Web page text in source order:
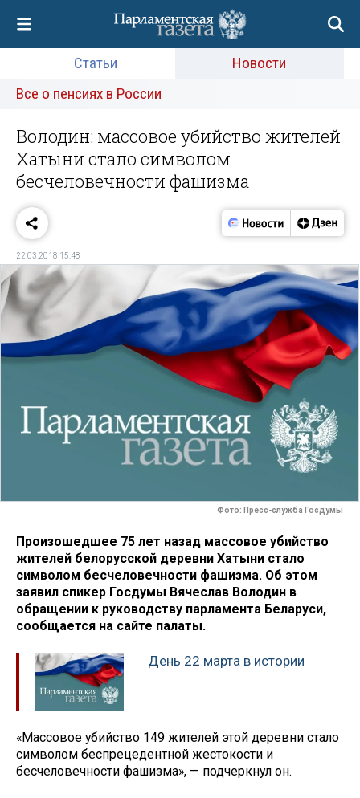
Статьи
Новости
Все о пенсиях в России
Володин: массовое убийство жителей
Хатыни стало символом
бесчеловечности фашизма
22.03.2018 15:48
Фото: Пресс-служба Госдумы
Произошедшее 75 лет назад массовое убийство
жителей белорусской деревни Хатыни стало
символом бесчеловечности фашизма. Об этом
заявил спикер Госдумы Вячеслав Володин в
обращении к руководству парламента Беларуси,
сообщается на сайте палаты.
День 22 марта в истории
«Массовое убийство 149 жителей этой деревни стало
символом беспрецедентной жестокости и
бесчеловечности фашизма», — подчеркнул он.